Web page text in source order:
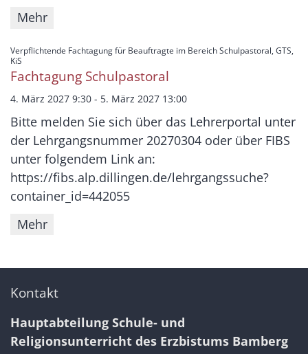
Mehr
Verpflichtende Fachtagung für Beauftragte im Bereich Schulpastoral, GTS,
KiS
Fachtagung Schulpastoral
4. März 2027 9:30 - 5. März 2027 13:00
Bitte melden Sie sich über das Lehrerportal unter
der Lehrgangsnummer 20270304 oder über FIBS
unter folgendem Link an:
https://fibs.alp.dillingen.de/lehrgangssuche?
container_id=442055
Mehr
Kontakt
Hauptabteilung Schule- und
Religionsunterricht des Erzbistums Bamberg